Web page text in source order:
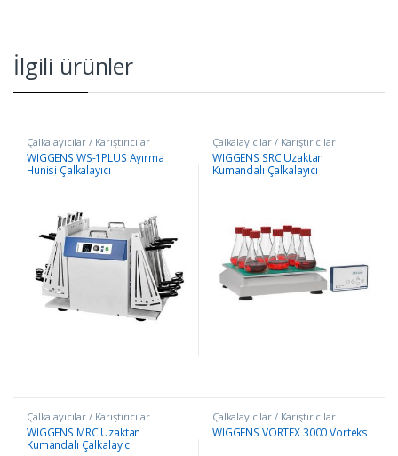
İlgili ürünler
Çalkalayıcılar / Karıştırıcılar
WIGGENS WS-1PLUS Ayırma
Hunisi Çalkalayıcı
Çalkalayıcılar / Karıştırıcılar
WIGGENS SRC Uzaktan
Kumandalı Çalkalayıcı
Çalkalayıcılar / Karıştırıcılar
WIGGENS MRC Uzaktan
Kumandalı Çalkalayıcı
Çalkalayıcılar / Karıştırıcılar
WIGGENS VORTEX 3000 Vorteks